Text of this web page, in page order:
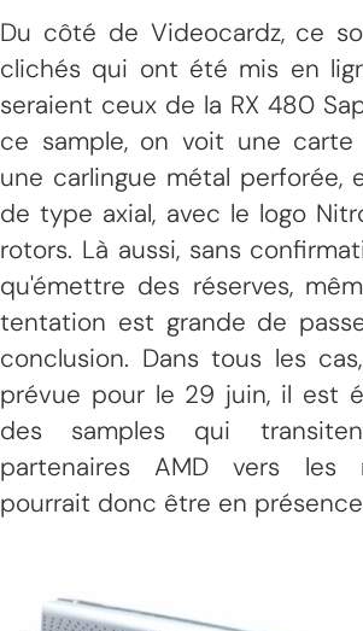
Du côté de Videocardz, ce
clichés qui ont été mis en
seraient ceux de la RX 480
ce sample, on voit une carte
une carlingue métal perforée,
de type axial, avec le logo
rotors. Là aussi, sans
qu'émettre des réserves,
tentation est grande de
conclusion. Dans tous les
prévue pour le 29 juin, il est
des samples qui
partenaires AMD vers les
pourrait donc être en